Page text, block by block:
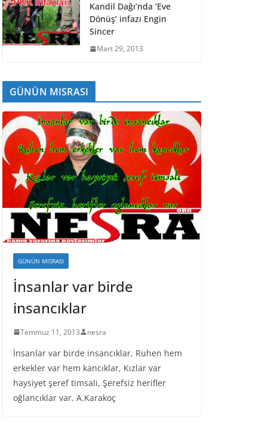
Kandil Dağı’nda ‘Eve
Dönüş’ infazı Engin
Sincer
Mart 29, 2013
GÜNÜN MISRASI
GÜNÜN MISRASI
İnsanlar var birde
insancıklar
Temmuz 11, 2013 nesra
İnsanlar var birde insancıklar, Ruhen hem
erkekler var hem kancıklar, Kızlar var
haysiyet şeref timsali, Şerefsiz herifler
oğlancıklar var. A.Karakoç